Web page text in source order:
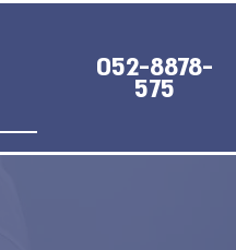
052-8878-
575